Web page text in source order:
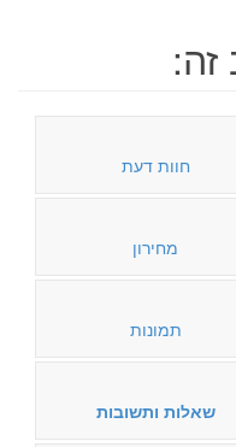
זה:
חוות דעת
מחירון
תמונות
שאלות ותשובות